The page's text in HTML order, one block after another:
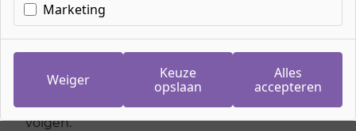
Aanvraagformulier
Arabisch op afstand
Dit formulier is bedoeld voor de school van de
leerling die het vak Arabisch op afstand wil
volgen.
Marketing
Weiger
Keuze
opslaan
Alles
accepteren